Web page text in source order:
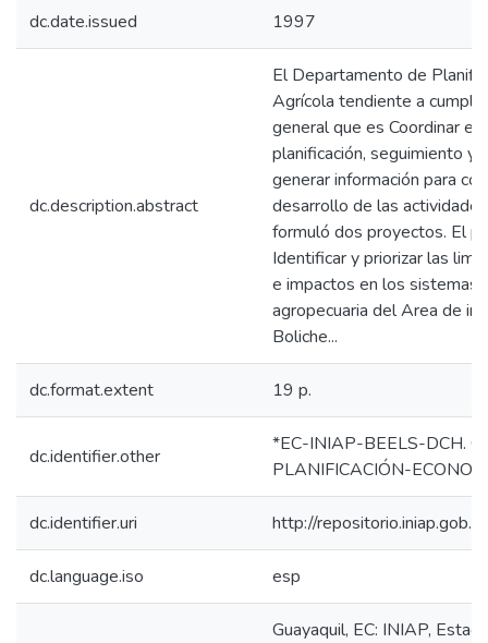
dc.date.issued 1997
dc.description.abstract
El Departamento de
Agrícola tendiente a
general que es Coordinar el
planificación, seguimiento y
generar información para
desarrollo de las
formuló dos proyectos. El
Identificar y priorizar las
e impactos en los sistemas
agropecuaria del Area de
Boliche...
dc.format.extent 19 p.
dc.identifier.other
*EC-INIAP-BEELS-DCH.
PLANIFICACIÓN-
dc.identifier.uri http://
dc.language.iso esp
Guayaquil, EC: INIAP,